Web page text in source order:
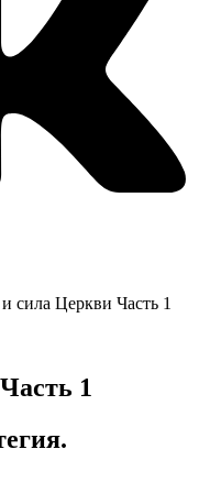
сила Церкви Часть 1
1